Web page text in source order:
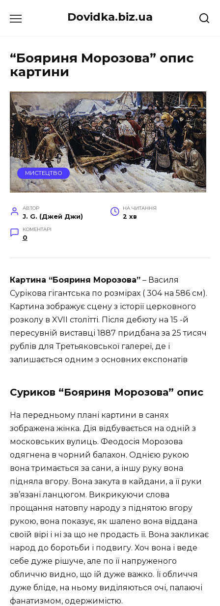
до
Dovidka.biz.ua
“Бояриня Морозова” опис
картини
МИСТЕЦТВО
АВТОР
J. G. (Джей Джи)
НА ЧИТАННЯ
2 хв
КОМЕНТАРІ
0
Картина “Бояриня Морозова” – Василя
Сурікова гігантська по розмірах ( 304 на 586 см).
Картина зображує сцену з історії церковного
розколу в XVII столітті. Після дебюту на 15 -й
пересувній виставці 1887 придбана за 25 тисяч
рублів для Третьяковської галереї, де і
залишається одним з основних експонатів
Суриков “Бояриня Морозова” опис
На передньому плані картини в санях
зображена жінка. Дія відбувається на одній з
московських вулиць. Феодосія Морозова
одягнена в чорний балахон. Однією рукою
вона тримається за сани, а іншу руку вона
підняла вгору. Вона закута в кайдани, а її руки
зв’язані ланцюгом. Викрикуючи слова
прощання натовпу народу з піднятою вгору
рукою, вона показує, як шалено вона віддана
своїй вірі і ні за що не продасть її. Вона закликає
народ до боротьби і подвигу. Хоч вона і веде
себе дуже рішуче, але по її напруженого
обличчю видно, що їй дуже важко. Її обличчя
дуже бліде, на ньому виділяються очі, палаючі
фанатизмом, одержимістю.